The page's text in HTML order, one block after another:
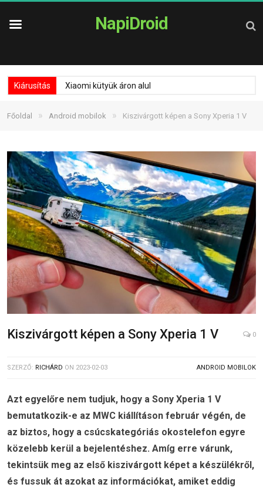
NapiDroid
Kiárusítás Xiaomi kütyük áron alul
Főoldal » Android mobilok » Kiszivárgott képen a Sony Xperia 1 V
Kiszivárgott képen a Sony Xperia 1 V 0
SZERZŐ: RICHÁRD ON 2023-02-03 ANDROID MOBILOK
Azt egyelőre nem tudjuk, hogy a Sony Xperia 1 V
bemutatkozik-e az MWC kiállításon február végén, de
az biztos, hogy a csúcskategóriás okostelefon egyre
közelebb kerül a bejelentéshez. Amíg erre várunk,
tekintsük meg az első kiszivárgott képet a készülékről,
és fussuk át azokat az információkat, amiket eddig